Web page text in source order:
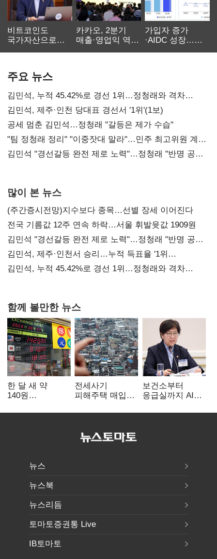
비트코인도
국가자산으로…'
카카오, 2분기
매출·영업익 역대
가입자 증가
·AIDC 성장…
주요 뉴스
김민석, 누적 45.42%로 경선 1위…정청래와 격차
0.86%p(2보)
김민석, 제주·인천 당대표 경선서 '1위'(1보)
공세 멈춘 김민석…정청래 "갈등은 제가 수습"
"팀 정청래 정리" "이중잣대 말라"…민주 최고위원 계파
다툼 격화
김민석 "경선갈등 완전 제로 노력"…정청래 "반명 공세
많이 본 뉴스
(주간증시전망)지수보다 종목…선별 장세 이어진다
전국 기름값 12주 연속 하락…서울 휘발윳값 1909원
김민석 "경선갈등 완전 제로 노력"…정청래 "반명 공세
사과부터"
김민석, 제주·인천서 승리…누적 득표율 '1위
탈환'(종합)
김민석, 누적 45.42%로 경선 1위…정청래와 격차
함께 볼만한 뉴스
한 달 새 약
140원
엔저'에 원화
전세사기
피해주택 매입
누적 피해자
보건소부터
응급실까지 AI
혁신 본격화
뉴스
뉴스북
뉴스리듬
토마토증권통 Live
IB토마토